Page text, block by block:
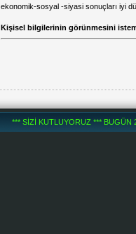
ekonomik-sosyal -siyasi sonuçları iyi
Kişisel bilgilerinin görünmesini
*** SİZİ KUTLUYORUZ ***